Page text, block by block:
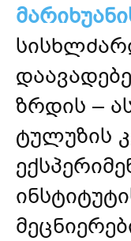
ზრდის –
ტულუზის